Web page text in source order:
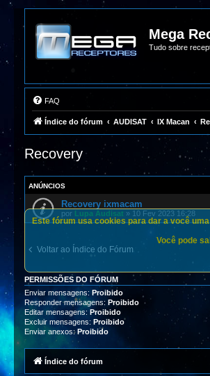
Mega
Tudo sobre
FAQ
Índice do fórum AUDISAT IX Macan
Recovery
ANÚNCIOS
Recovery ixmacam
por Lupa Audisat » 10 Fev 2023 16:28
Voltar ao Índice do Fórum
PERMISSÕES DO FÓRUM
Enviar mensagens: Proibido
Responder mensagens: Proibido
Editar mensagens: Proibido
Excluir mensagens: Proibido
Enviar anexos:Proibido
Este fórum usa cookies para dar a você
Você pode
Índice do fórum